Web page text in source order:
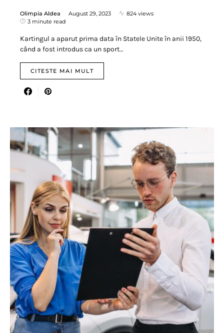
Olimpia Aldea August 29, 2023
824 views
3 minute read
Kartingul a aparut prima data în Statele Unite în anii 1950,
când a fost introdus ca un sport…
CITESTE MAI MULT